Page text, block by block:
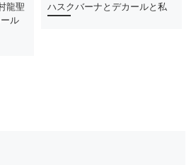
龍聖
ル
ハスクバーナとデカールと私